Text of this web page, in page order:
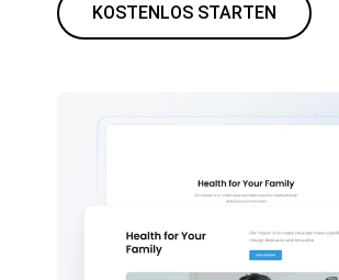
KOSTENLOS STARTEN